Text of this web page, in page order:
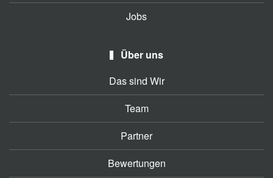
Jobs
Über uns
Das sind Wir
Team
Partner
Bewertungen